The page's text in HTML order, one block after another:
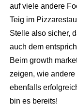
auf viele andere
Teig im
Stelle also sicher,
auch dem
Beim growth
zeigen, wie
ebenfalls
bin es bereits!